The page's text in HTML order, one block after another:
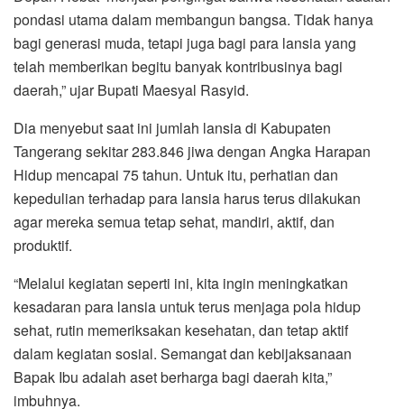
pondasi utama dalam membangun bangsa. Tidak hanya
bagi generasi muda, tetapi juga bagi para lansia yang
telah memberikan begitu banyak kontribusinya bagi
daerah,” ujar Bupati Maesyal Rasyid.
Dia menyebut saat ini jumlah lansia di Kabupaten
Tangerang sekitar 283.846 jiwa dengan Angka Harapan
Hidup mencapai 75 tahun. Untuk itu, perhatian dan
kepedulian terhadap para lansia harus terus dilakukan
agar mereka semua tetap sehat, mandiri, aktif, dan
produktif.
“Melalui kegiatan seperti ini, kita ingin meningkatkan
kesadaran para lansia untuk terus menjaga pola hidup
sehat, rutin memeriksakan kesehatan, dan tetap aktif
dalam kegiatan sosial. Semangat dan kebijaksanaan
Bapak Ibu adalah aset berharga bagi daerah kita,”
imbuhnya.